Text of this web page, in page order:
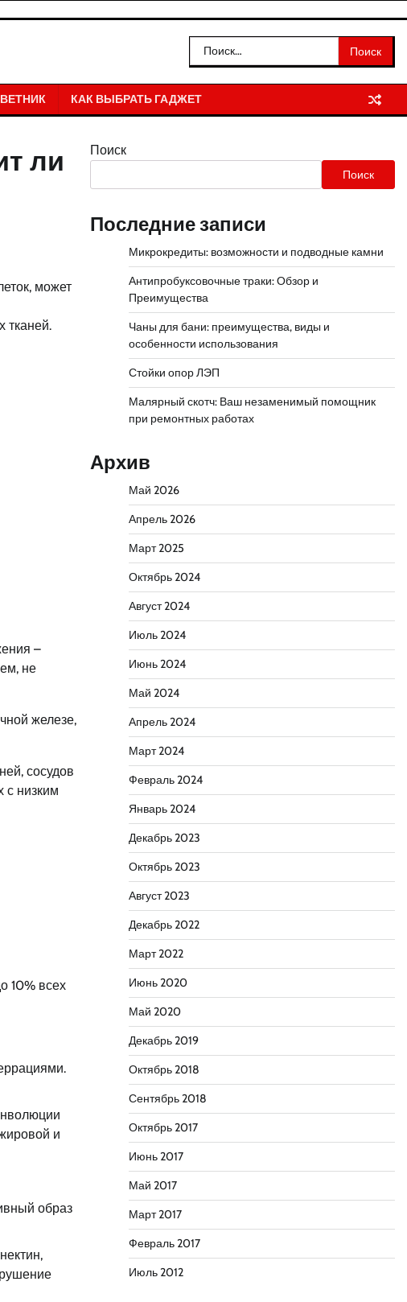
Найти:
КАК ВЫБРАТЬ ГАДЖЕТ
ли
может
тканей.
–
не
железе,
сосудов
с низким
10% всех
и
образ
Поиск
Поиск
Последние записи
Микрокредиты: возможности и подводные камни
Антипробуксовочные траки: Обзор и
Преимущества
Чаны для бани: преимущества, виды и
особенности использования
Стойки опор ЛЭП
Малярный скотч: Ваш незаменимый помощник
при ремонтных работах
Архив
Май 2026
Апрель 2026
Март 2025
Октябрь 2024
Август 2024
Июль 2024
Июнь 2024
Май 2024
Апрель 2024
Март 2024
Февраль 2024
Январь 2024
Декабрь 2023
Октябрь 2023
Август 2023
Декабрь 2022
Март 2022
Июнь 2020
Май 2020
Декабрь 2019
Октябрь 2018
Сентябрь 2018
Октябрь 2017
Июнь 2017
Май 2017
Март 2017
Февраль 2017
Июль 2012